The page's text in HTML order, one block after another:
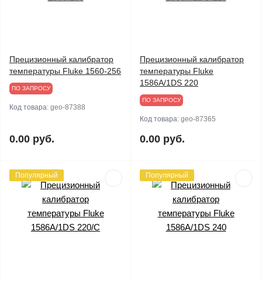
Прецизионный калибратор
температуры Fluke 1560-256
ПО ЗАПРОСУ
Код товара: geo-87388
0.00 руб.
Прецизионный калибратор
температуры Fluke
1586A/1DS 220
ПО ЗАПРОСУ
Код товара: geo-87365
0.00 руб.
Популярный Популярный